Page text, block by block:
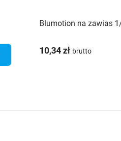
Blumotion na zawias
10,34 zł brutto